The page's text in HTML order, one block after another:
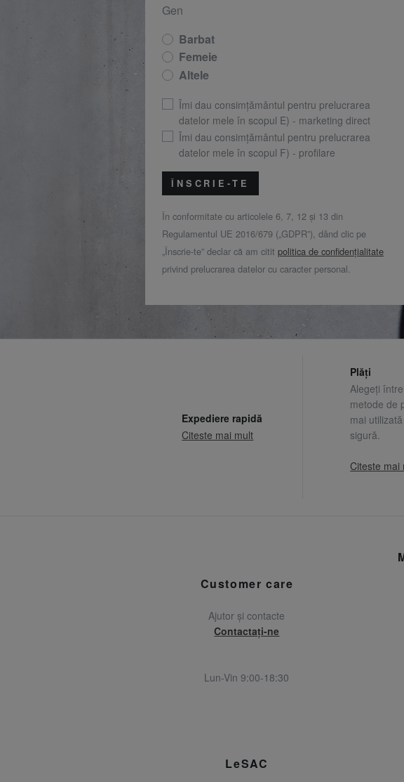
Gen
Barbat
Femeie
Altele
Îmi dau consimțământul pentru prelucrarea
datelor mele în scopul E) - marketing direct
Îmi dau consimțământul pentru prelucrarea
datelor mele în scopul F) - profilare
ÎNSCRIE-TE
În conformitate cu articolele 6, 7, 12 și 13 din
Regulamentul UE 2016/679 („GDPR”), dând clic pe
„Înscrie-te” declar că am citit politica de confidențialitate
privind prelucrarea datelor cu caracter personal.
Expediere rapidă
Citeste mai mult
Plăți
Alegeți
metode de
mai
sigură.
Citeste mai
Customer care
Ajutor și contacte
Contactați-ne
Lun-Vin 9:00-18:30
LeSAC